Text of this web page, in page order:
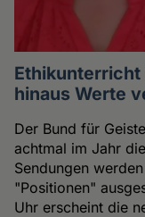
Ethikunterricht
hinaus Werte
Der Bund für
achtmal im Jahr
Sendungen
"Positionen"
Uhr erscheint die